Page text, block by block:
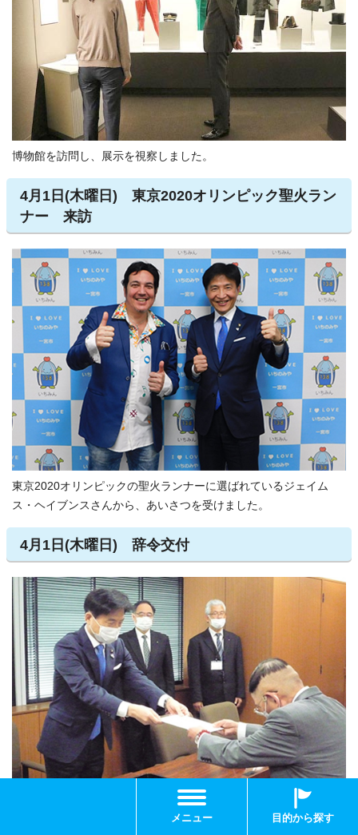
博物館を訪問し、展示を視察しました。
4月1日(木曜日) 東京2020オリンピック聖火ラン
ナー 来訪
東京2020オリンピックの聖火ランナーに選ばれているジェイム
ス・ヘイブンスさんから、あいさつを受けました。
4月1日(木曜日) 辞令交付
4月1日付で異動した管理職の職員・外部機関から派遣された職
メニュー 目的から探す